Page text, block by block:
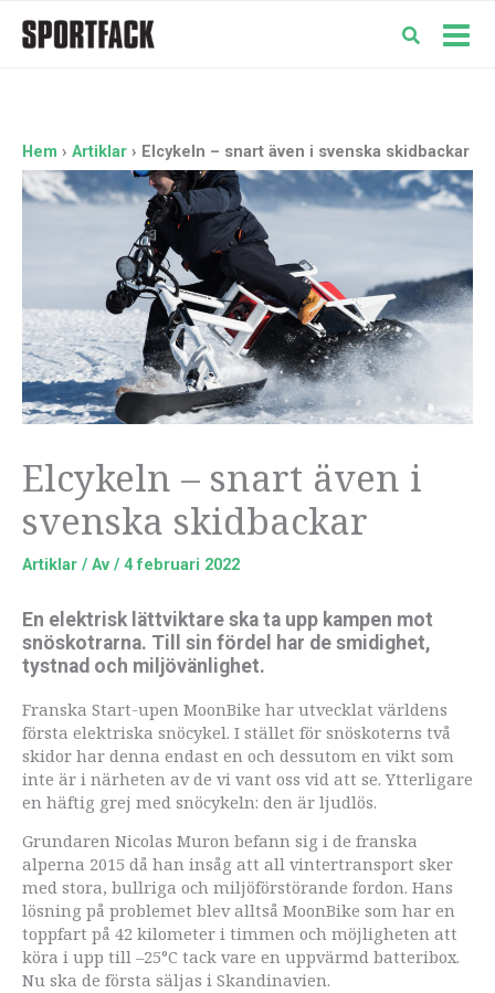
Hem Artiklar Elcykeln – snart även i svenska skidbackar
Elcykeln – snart även i
svenska skidbackar
Artiklar / Av / 4 februari 2022
En elektrisk lättviktare ska ta upp kampen mot
snöskotrarna. Till sin fördel har de smidighet,
tystnad och miljövänlighet.
Franska Start-upen MoonBike har utvecklat världens
första elektriska snöcykel. I stället för snöskoterns två
skidor har denna endast en och dessutom en vikt som
inte är i närheten av de vi vant oss vid att se. Ytterligare
en häftig grej med snöcykeln: den är ljudlös.
Grundaren Nicolas Muron befann sig i de franska
alperna 2015 då han insåg att all vintertransport sker
med stora, bullriga och miljöförstörande fordon. Hans
lösning på problemet blev alltså MoonBike som har en
toppfart på 42 kilometer i timmen och möjligheten att
köra i upp till –25°C tack vare en uppvärmd batteribox.
Nu ska de första säljas i Skandinavien.